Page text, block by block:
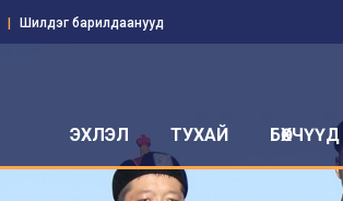
ЭХЛЭЛ ТУХАЙ БӨХЧҮҮД
Шилдэг барилдаанууд